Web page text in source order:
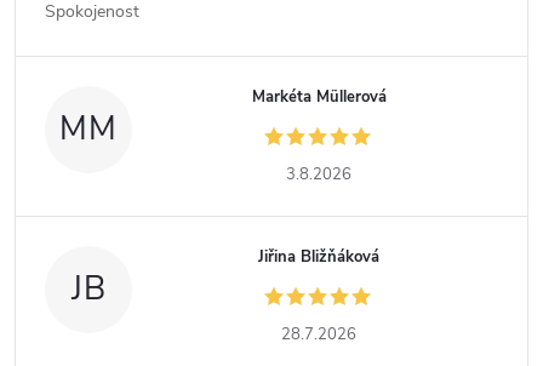
Spokojenost
MM
Markéta Müllerová
3.8.2026
JB
Jiřina Bližňáková
28.7.2026